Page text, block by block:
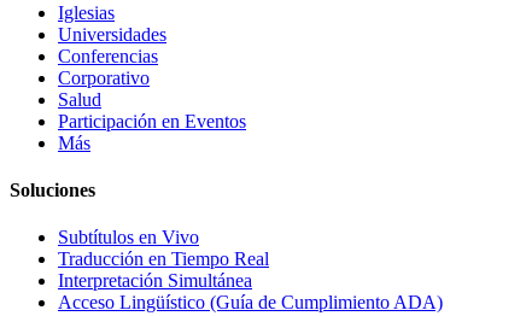
Iglesias
Universidades
Conferencias
Corporativo
Salud
Participación en Eventos
Más
Soluciones
Subtítulos en Vivo
Traducción en Tiempo Real
Interpretación Simultánea
Acceso Lingüístico (Guía de Cumplimiento ADA)